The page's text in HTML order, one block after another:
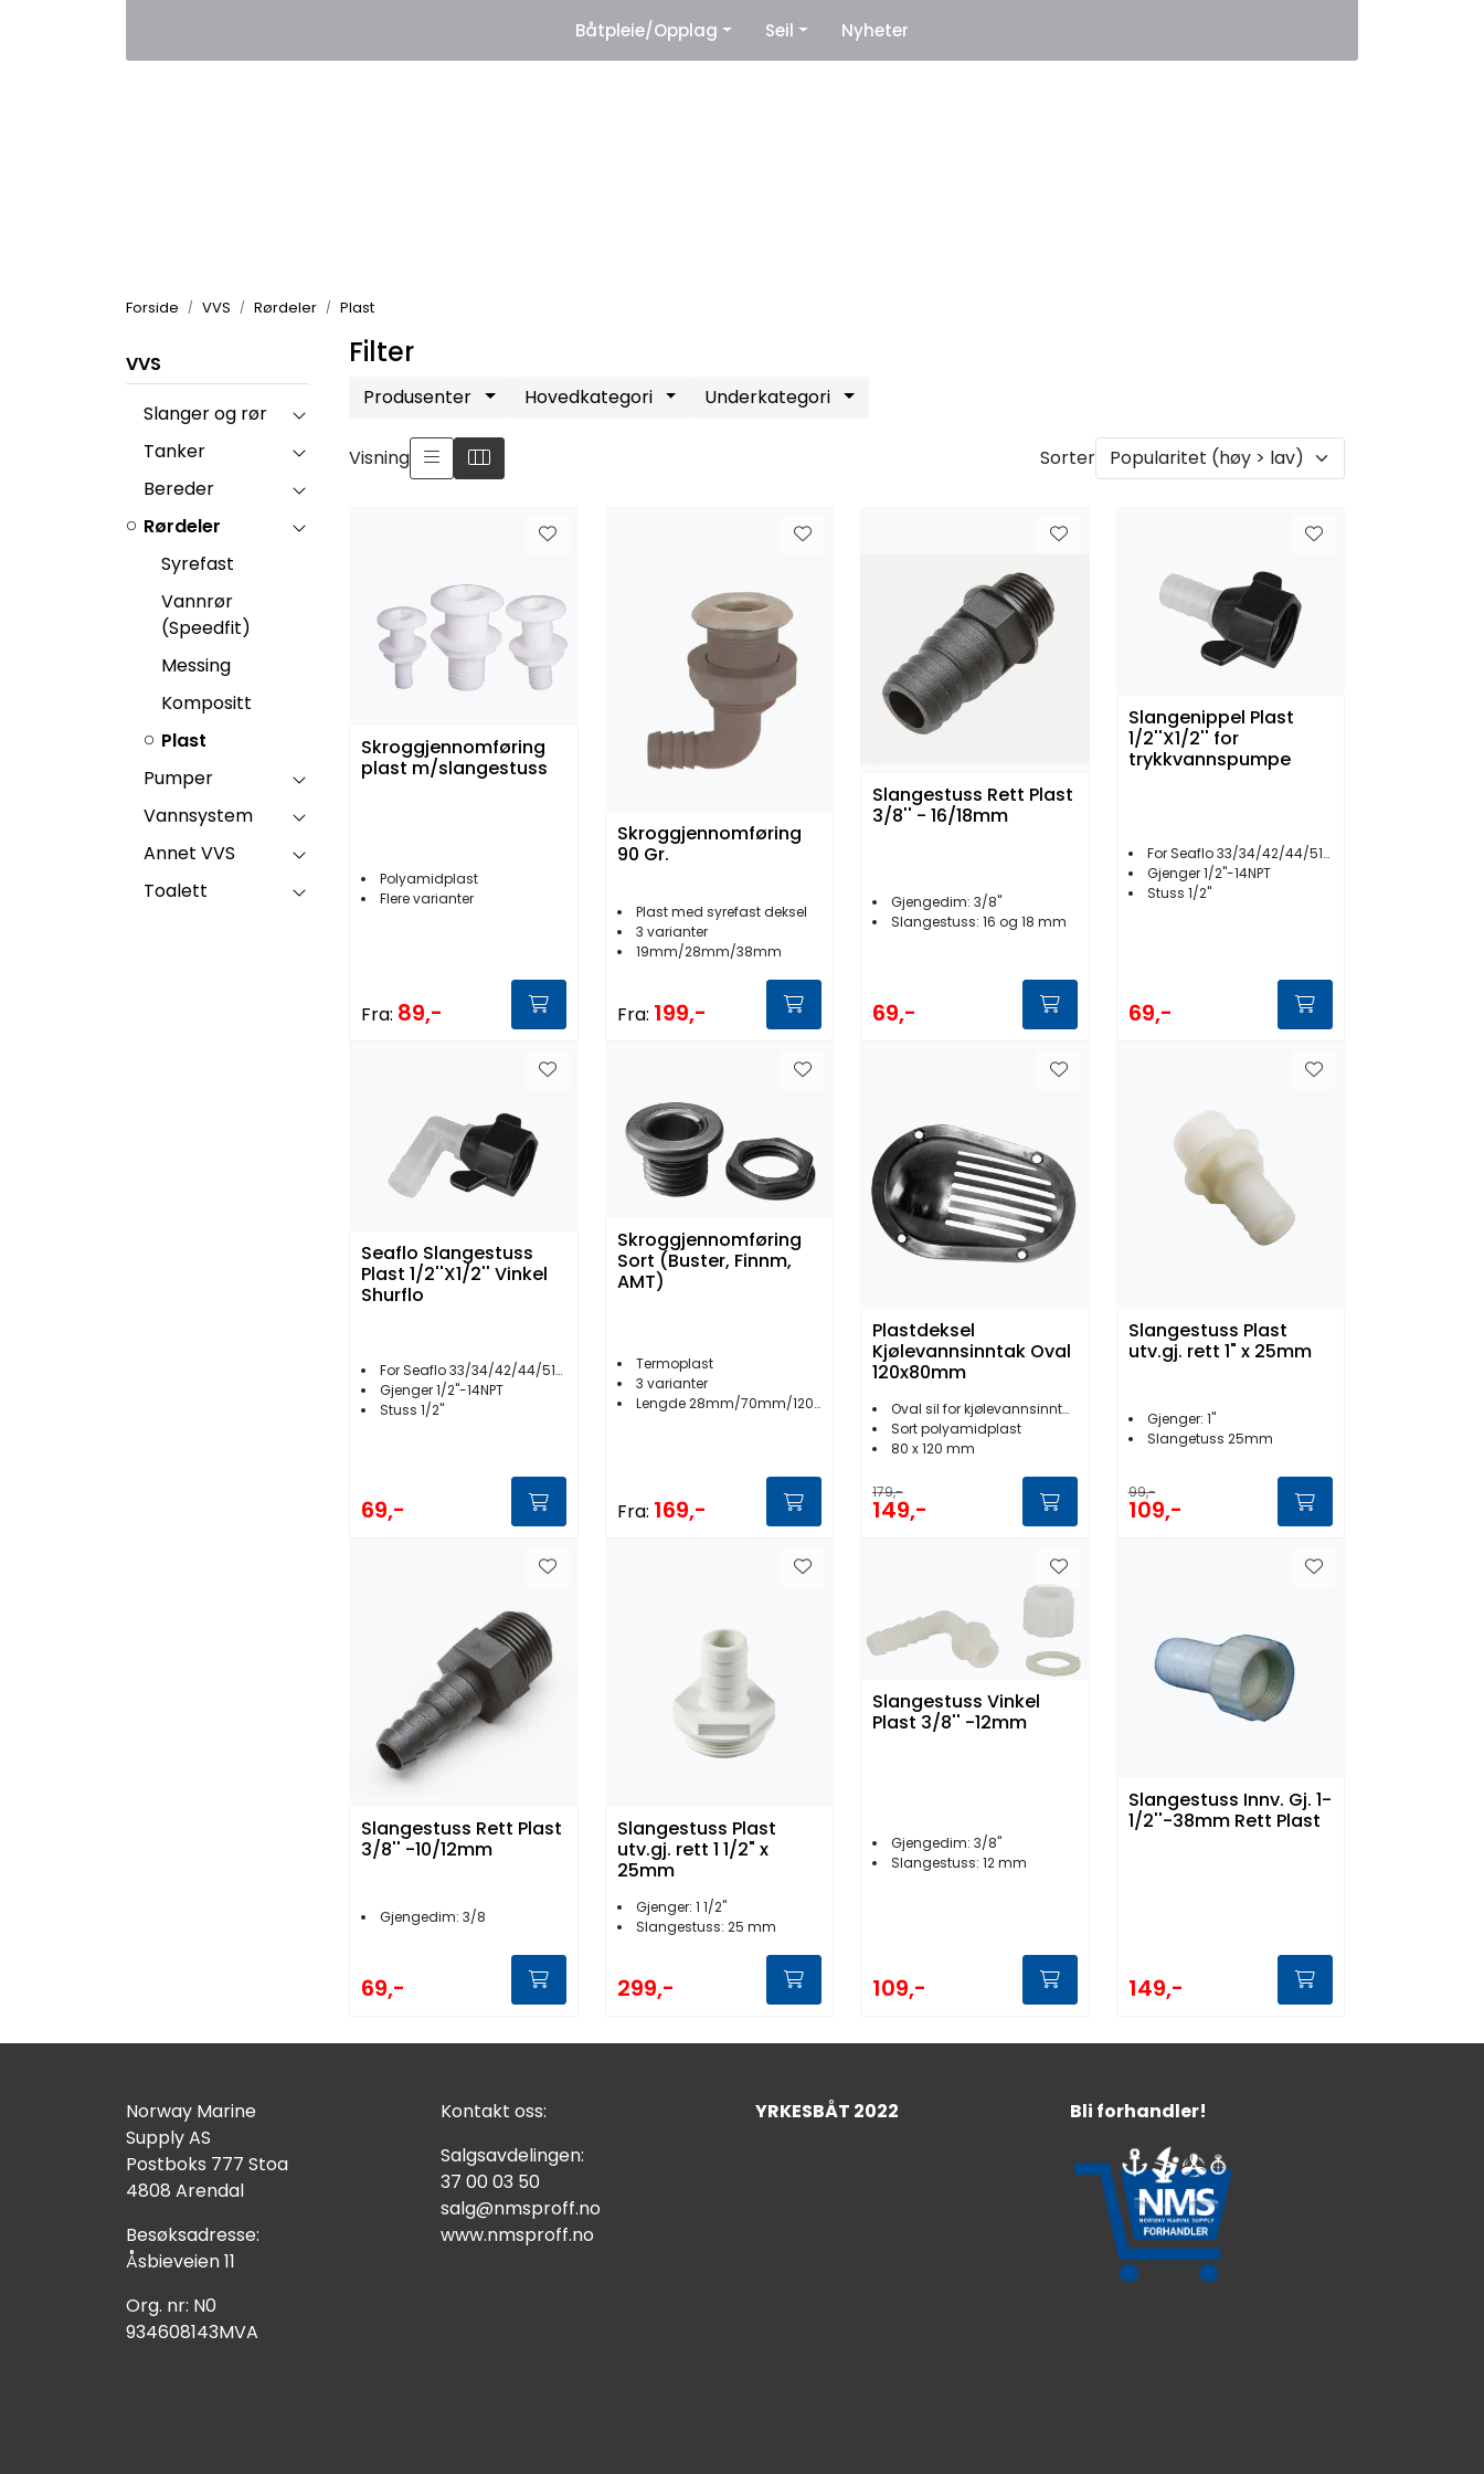
Leverandører
Båtpleie/Opplag Seil Nyheter
Forside VVS Rørdeler Plast
VVS
Slanger og rør
Tanker
Bereder
Rørdeler
Syrefast
Vannrør
(Speedfit)
Messing
Kompositt
Plast
Pumper
Vannsystem
Annet VVS
Toalett
Filter
Produsenter Hovedkategori Underkategori
Visning Sorter
Skroggjennomføring
plast m/slangestuss
Polyamidplast
Flere varianter
Fra: 89,-
Skroggjennomføring
90 Gr.
Plast med syrefast deksel
3 varianter
19mm/28mm/38mm
Fra: 199,-
Slangestuss Rett Plast
3/8'' - 16/18mm
Gjengedim: 3/8"
Slangestuss: 16 og 18 mm
69,-
Slangenippel Plast
1/2''X1/2'' for
trykkvannspumpe
For Seaflo 33/34/42/44/51/54 serie
Gjenger 1/2''-14NPT
Stuss 1/2''
69,-
Seaflo Slangestuss
Plast 1/2''X1/2'' Vinkel
Shurflo
For Seaflo 33/34/42/44/51/54 serie
Gjenger 1/2''-14NPT
Stuss 1/2''
69,-
Skroggjennomføring
Sort (Buster, Finnm,
AMT)
Termoplast
3 varianter
Lengde 28mm/70mm/120mm
Fra: 169,-
Plastdeksel
Kjølevannsinntak Oval
120x80mm
Oval sil for kjølevannsinntak
Sort polyamidplast
80 x 120 mm
179,-
149,-
Slangestuss Plast
utv.gj. rett 1" x 25mm
Gjenger: 1''
Slangetuss 25mm
99,-
109,-
Slangestuss Rett Plast
3/8'' -10/12mm
Gjengedim: 3/8
69,-
Slangestuss Plast
utv.gj. rett 1 1/2" x
25mm
Gjenger: 1 1/2''
Slangestuss: 25 mm
299,-
Slangestuss Vinkel
Plast 3/8'' -12mm
Gjengedim: 3/8"
Slangestuss: 12 mm
109,-
Slangestuss Innv. Gj. 1-
1/2''-38mm Rett Plast
149,-
Norway Marine
Supply AS
Postboks 777 Stoa
4808 Arendal
Besøksadresse:
Åsbieveien 11
Org. nr: N0
934608143MVA
Kontakt oss:
Salgsavdelingen:
37 00 03 50
salg@nmsproff.no
www.nmsproff.no
YRKESBÅT 2022 Bli forhandler!